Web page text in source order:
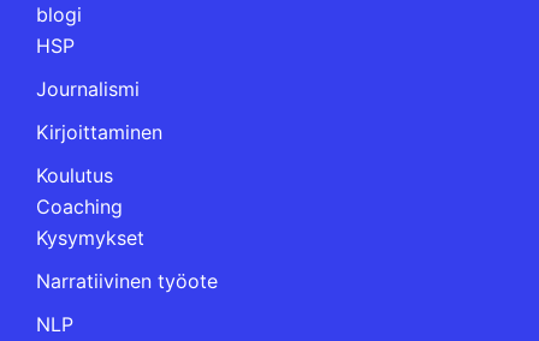
blogi
HSP
Journalismi
Kirjoittaminen
Koulutus
Coaching
Kysymykset
Narratiivinen työote
NLP